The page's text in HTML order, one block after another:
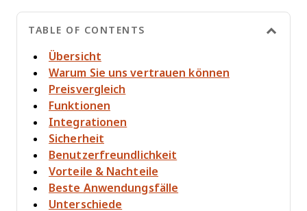
TABLE OF CONTENTS
Übersicht
Warum Sie uns vertrauen können
Preisvergleich
Funktionen
Integrationen
Sicherheit
Benutzerfreundlichkeit
Vorteile & Nachteile
Beste Anwendungsfälle
Unterschiede